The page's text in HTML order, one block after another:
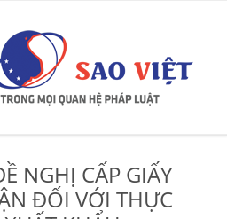
NGHỊ CẤP GIẤY
ĐỐI VỚI THỰC